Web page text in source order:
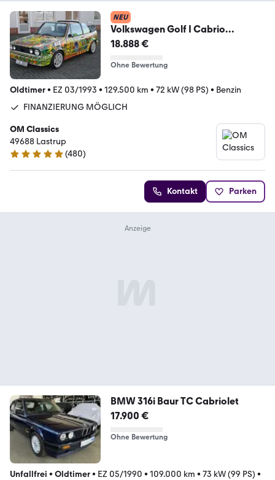
NEU
Volkswagen Golf I Cabrio
1.8*KUNSTWERK*MICHAEL
18.888 €
Ohne Bewertung
Oldtimer• EZ 03/1993 • 129.500 km • 72 kW (98 PS) • Benzin
FINANZIERUNG MÖGLICH
OM Classics
49688 Lastrup
4.8 Sterne
(480)
Kontakt Parken
BMW 316i Baur TC Cabriolet
17.900 €
Ohne Bewertung
Unfallfrei • Oldtimer• EZ 05/1990 • 109.000 km • 73 kW (99 PS) •